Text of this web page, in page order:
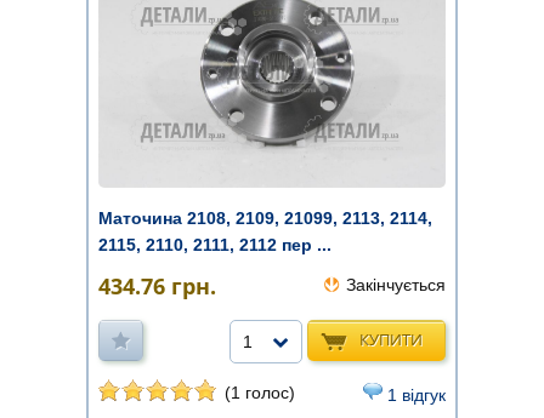
Маточина 2108, 2109, 21099, 2113, 2114,
2115, 2110, 2111, 2112 пер ...
434.76 грн. Закінчується
КУПИТИ
1
(1 голос) 1 відгук